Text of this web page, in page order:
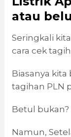
atau
Seringkali
cara cek
Biasanya
tagihan PLN
Betul bukan?
Namun,